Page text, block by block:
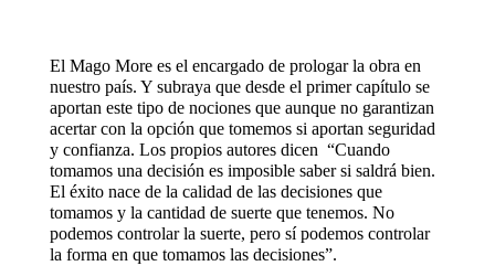
El Mago More es el encargado de prologar la obra en
nuestro país. Y subraya que desde el primer capítulo se
aportan este tipo de nociones que aunque no garantizan
acertar con la opción que tomemos si aportan seguridad
y confianza. Los propios autores dicen “Cuando
tomamos una decisión es imposible saber si saldrá bien.
El éxito nace de la calidad de las decisiones que
tomamos y la cantidad de suerte que tenemos. No
podemos controlar la suerte, pero sí podemos controlar
la forma en que tomamos las decisiones”.